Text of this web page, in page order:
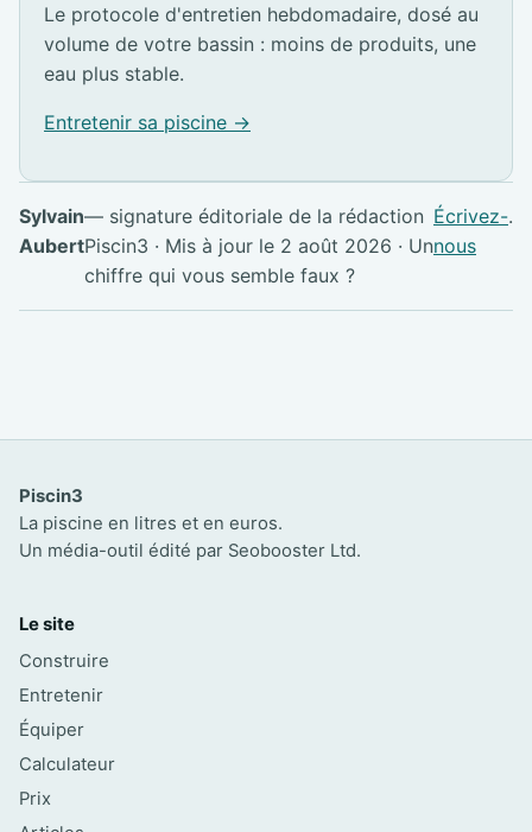
Le protocole d'entretien hebdomadaire, dosé au
volume de votre bassin : moins de produits, une
eau plus stable.
Entretenir sa piscine →
Sylvain
Aubert
— signature éditoriale de la rédaction
Piscin3 · Mis à jour le 2 août 2026 · Un
chiffre qui vous semble faux ?
Écrivez-
nous
.
Piscin3
La piscine en litres et en euros.
Un média-outil édité par Seobooster Ltd.
Le site
Construire
Entretenir
Équiper
Calculateur
Prix